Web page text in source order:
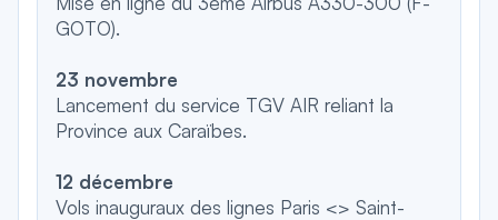
GOTO).
23 novembre
Lancement du service TGV AIR reliant la
Province aux Caraïbes.
12 décembre
Vols inauguraux des lignes Paris <> Saint-